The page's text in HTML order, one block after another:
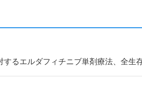
るエルダフィチニブ単剤療法、全生